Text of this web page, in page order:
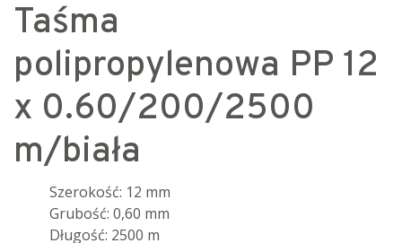
Taśma
polipropylenowa PP 12
x 0.60/200/2500
m/biała
Szerokość: 12 mm
Grubość: 0,60 mm
Długość: 2500 m